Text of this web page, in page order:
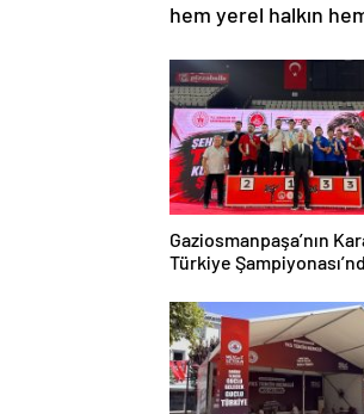
hem yerel halkın
Gaziosmanpaşa’nın
Türkiye